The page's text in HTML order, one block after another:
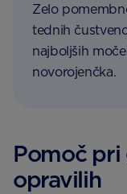
Zelo
tednih
najboljših
novorojenčka.
Pomoč
opravilih